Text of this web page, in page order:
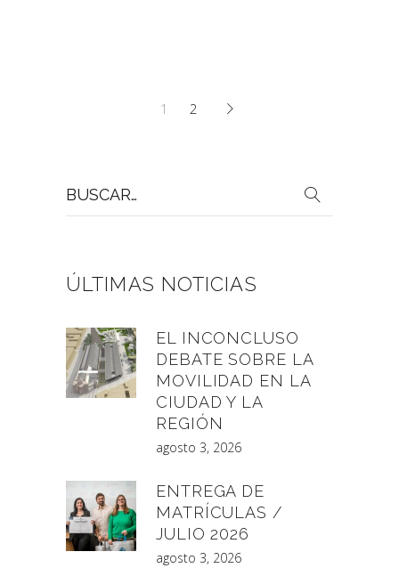
1 2
por:
ÚLTIMAS NOTICIAS
EL INCONCLUSO
DEBATE SOBRE LA
MOVILIDAD EN LA
CIUDAD Y LA
REGIÓN
agosto 3, 2026
ENTREGA DE
MATRÍCULAS /
JULIO 2026
agosto 3, 2026